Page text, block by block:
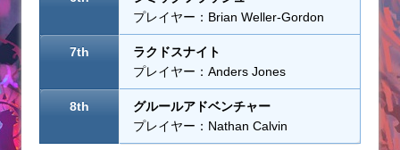
プレイヤー：Brian Weller-Gordon
7th
ラクドスナイト
プレイヤー：Anders Jones
8th
グルールアドベンチャー
プレイヤー：Nathan Calvin